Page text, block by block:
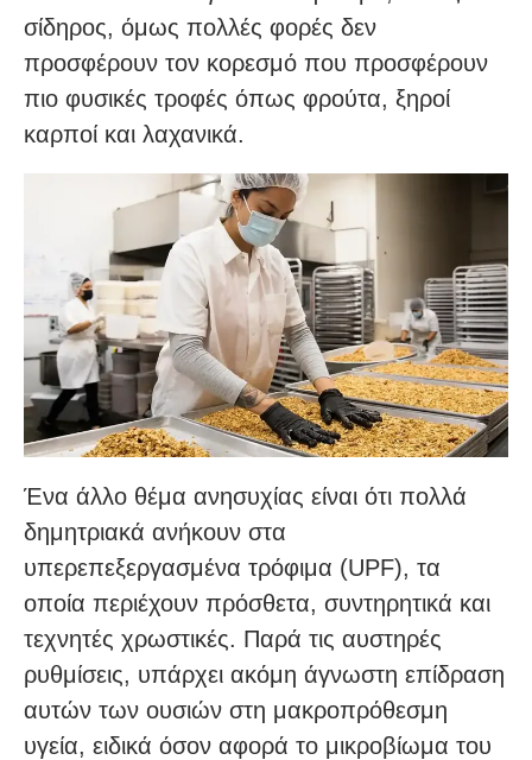
σίδηρος, όμως πολλές φορές δεν
προσφέρουν τον κορεσμό που προσφέρουν
πιο φυσικές τροφές όπως φρούτα, ξηροί
καρποί και λαχανικά.
Ένα άλλο θέμα ανησυχίας είναι ότι πολλά
δημητριακά ανήκουν στα
υπερεπεξεργασμένα τρόφιμα (UPF), τα
οποία περιέχουν πρόσθετα, συντηρητικά και
τεχνητές χρωστικές. Παρά τις αυστηρές
ρυθμίσεις, υπάρχει ακόμη άγνωστη επίδραση
αυτών των ουσιών στη μακροπρόθεσμη
υγεία, ειδικά όσον αφορά το μικροβίωμα του